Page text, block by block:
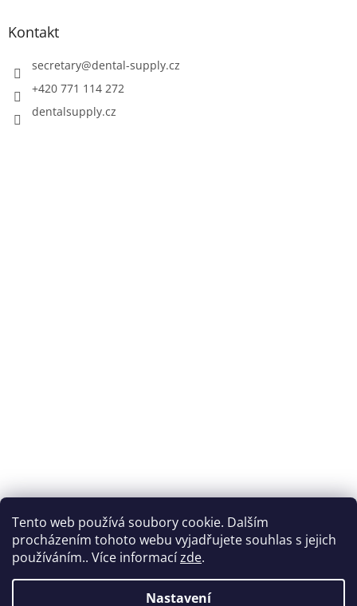
Tento web používá soubory cookie. Dalším
procházením tohoto webu vyjadřujete souhlas s jejich
používáním.. Více informacízde.
Nastavení
Kontakt
secretary@dental-supply.cz
+420 771 114 272
dentalsupply.cz